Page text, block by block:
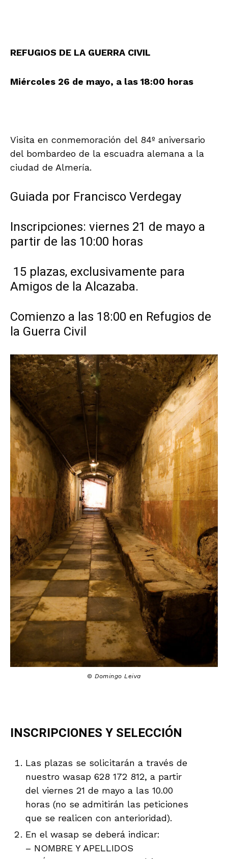
REFUGIOS DE LA GUERRA CIVIL
Miércoles 26 de mayo, a las 18:00 horas
Visita en conmemoración del 84º aniversario
del bombardeo de la escuadra alemana a la
ciudad de Almería.
Guiada por Francisco Verdegay
Inscripciones: viernes 21 de mayo a
partir de las 10:00 horas
15 plazas, exclusivamente para
Amigos de la Alcazaba.
Comienzo a las 18:00 en Refugios de
la Guerra Civil
© Domingo Leiva
INSCRIPCIONES Y SELECCIÓN
Las plazas se solicitarán a través de
nuestro wasap 628 172 812, a partir
del viernes 21 de mayo a las 10.00
horas (no se admitirán las peticiones
que se realicen con anterioridad).
En el wasap se deberá indicar:
– NOMBRE Y APELLIDOS